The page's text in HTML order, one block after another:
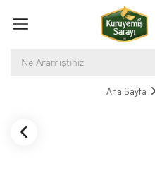
Ana Sayfa